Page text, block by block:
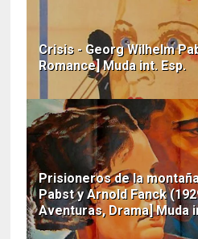
Crisis - Georg Wilhelm
Romance] Muda int. Esp.
Prisioneros de la
Pabst y Arnold Fanck
Aventuras, Drama] Muda